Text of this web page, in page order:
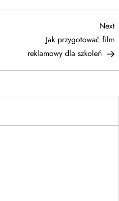
Next
Jak przygotować film
reklamowy dla szkoleń